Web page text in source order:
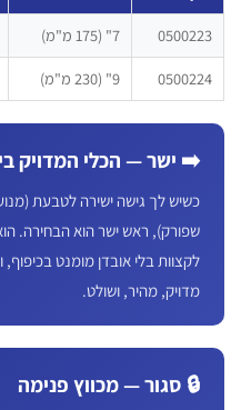
7" (175 מ"מ) ישר
9" (230 מ"מ) ישר
➡️ ישר — הכלי המדויק ביותר
כשיש לך גישה ישירה לטבעת (מנוע
שפורק), ראש ישר הוא הבחירה. הוא
לקצוות בלי אובדן מומנט בכיפוף,
מדויק, מהיר, ושולט.
🔒 סגור — מכווץ פנימה